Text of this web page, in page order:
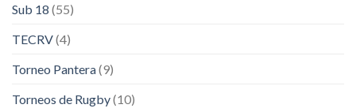
Sub 18 (55)
TECRV(4)
Torneo Pantera(9)
Torneos de Rugby(10)